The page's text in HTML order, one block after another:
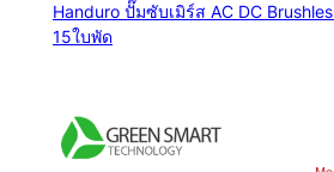
Handuro ปั๊มซับเมิร์ส AC DC
15ใบพัด